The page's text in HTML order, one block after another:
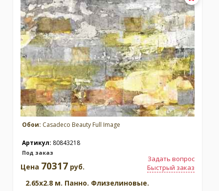
Обои: Casadeco Beauty Full Image
Артикул: 80843218
Под заказ
Задать вопрос
Быстрый заказ
Цена 70317 руб.
2.65x2.8 м. Панно. Флизелиновые.